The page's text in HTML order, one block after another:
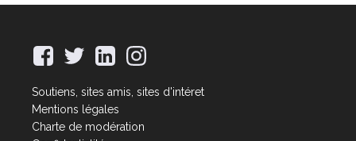
Soutiens, sites amis, sites d'intéret
Mentions légales
Charte de modération